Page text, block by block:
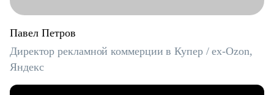
Павел Петров
Директор рекламной коммерции в Купер / ex-Ozon,
Яндекс